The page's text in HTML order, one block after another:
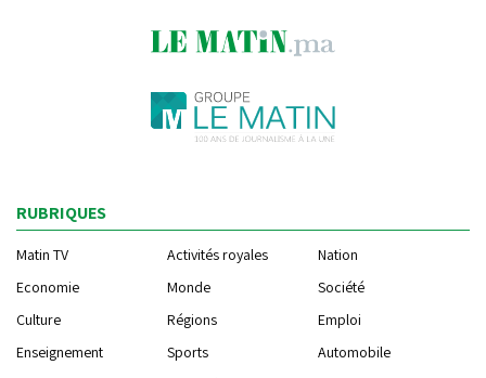
RUBRIQUES
Matin TV Activités royales
Nation
Economie
Monde
Société
Culture
Régions
Emploi
Enseignement
Sports
Automobile